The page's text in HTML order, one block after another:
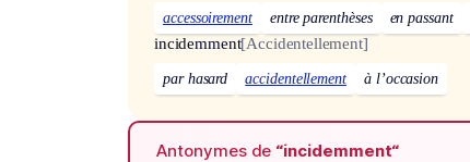
accessoirement entre parenthèses en passant
incidemment[Accidentellement]
par hasard accidentellement à l’occasion
Antonymes de “incidemment“